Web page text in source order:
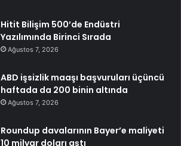
Hitit Bilişim 500’de Endüstri
Yazılımında Birinci Sırada
Ağustos 7, 2026
ABD işsizlik maaşı başvuruları üçüncü
haftada da 200 binin altında
Ağustos 7, 2026
Roundup davalarının Bayer’e maliyeti
10 milyar doları aştı